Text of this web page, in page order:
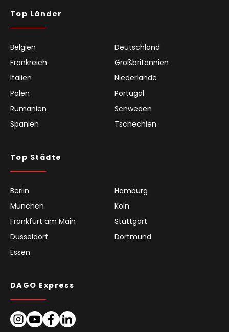
Top Länder
Belgien
Deutschland
Frankreich
Großbritannien
Italien
Niederlande
Polen
Portugal
Rumänien
Schweden
Spanien
Tschechien
Top Städte
Berlin
Hamburg
München
Köln
Frankfurt am Main
Stuttgart
Düsseldorf
Dortmund
Essen
DAGO Express